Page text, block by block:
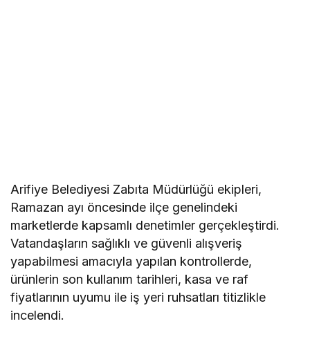
Arifiye Belediyesi Zabıta Müdürlüğü ekipleri,
Ramazan ayı öncesinde ilçe genelindeki
marketlerde kapsamlı denetimler gerçekleştirdi.
Vatandaşların sağlıklı ve güvenli alışveriş
yapabilmesi amacıyla yapılan kontrollerde,
ürünlerin son kullanım tarihleri, kasa ve raf
fiyatlarının uyumu ile iş yeri ruhsatları titizlikle
incelendi.